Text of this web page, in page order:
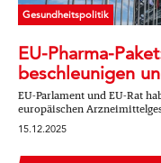
Gesundheitspolitik
EU-Pharma-
beschleunigen
EU-Parlament und EU-Rat
europäischen
15.12.2025